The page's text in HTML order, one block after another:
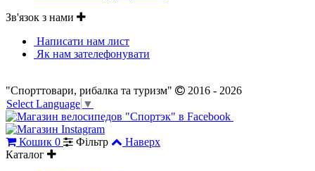
Зв'язок з нами
Написати нам лист
Як нам зателефонувати
"Спорттовари, рибалка та туризм"
2016 - 2026
Select Language ▼
Кошик 0 Фільтр
Наверх
Каталог